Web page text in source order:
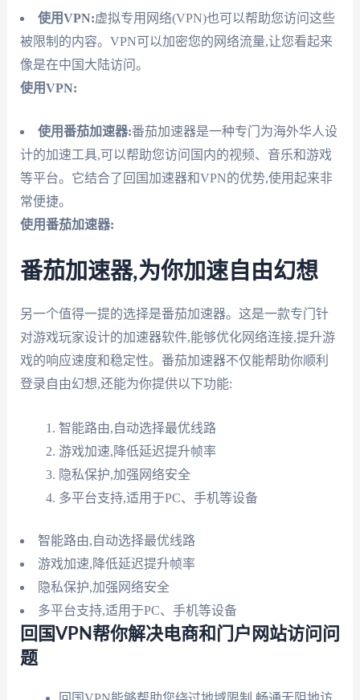
使用VPN:虚拟专用网络(VPN)也可以帮助您访问这些
被限制的内容。VPN可以加密您的网络流量,让您看起来
像是在中国大陆访问。
使用VPN:
使用番茄加速器:番茄加速器是一种专门为海外华人设
计的加速工具,可以帮助您访问国内的视频、音乐和游戏
等平台。它结合了回国加速器和VPN的优势,使用起来非
常便捷。
使用番茄加速器:
番茄加速器,为你加速自由幻想
另一个值得一提的选择是番茄加速器。这是一款专门针
对游戏玩家设计的加速器软件,能够优化网络连接,提升游
戏的响应速度和稳定性。番茄加速器不仅能帮助你顺利
登录自由幻想,还能为你提供以下功能:
智能路由,自动选择最优线路
游戏加速,降低延迟提升帧率
隐私保护,加强网络安全
多平台支持,适用于PC、手机等设备
智能路由,自动选择最优线路
游戏加速,降低延迟提升帧率
隐私保护,加强网络安全
多平台支持,适用于PC、手机等设备
回国VPN帮你解决电商和门户网站访问问
题